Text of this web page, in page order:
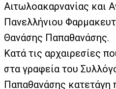
Αιτωλοακαρνανίας και
Πανελλήνιου
Θανάσης Παπαθανάσης.
Κατά τις αρχαιρεσίες
στα γραφεία του
Παπαθανάσης